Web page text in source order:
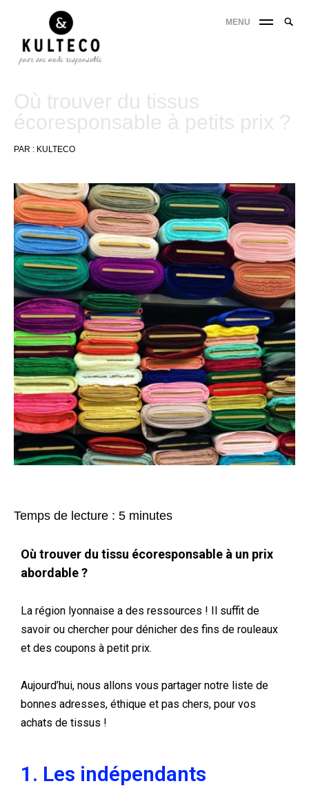
MENU
Où trouver du tissus
écoresponsable à petits prix ?
PAR : KULTECO
Temps de lecture : 5 minutes
Où trouver du tissu écoresponsable à un prix
abordable ?
La région lyonnaise a des ressources ! Il suffit de
savoir ou chercher pour dénicher des fins de rouleaux
et des coupons à petit prix.
Aujourd’hui, nous allons vous partager notre liste de
bonnes adresses, éthique et pas chers, pour vos
achats de tissus !
1. Les indépendants